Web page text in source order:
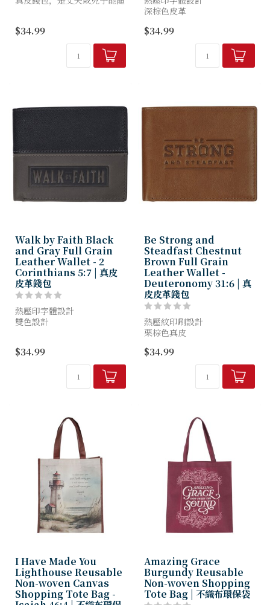
愛——將救贖故事的深意，編
織進日常生活的點...
$34.99
深棕色皮革
頂端縫合接縫
2 個內部多用途滑袋
3 個內部信用卡插槽
$34.99
Walk by Faith Black
and Gray Full Grain
Leather Wallet - 2
Corinthians 5:7 | 真皮
皮革錢包
熱壓印字體設計
雙色設計
頂縫線接縫
2 個內部多用途滑袋
3 個內部信用卡插槽
$34.99
Be Strong and
Steadfast Chestnut
Brown Full Grain
Leather Wallet -
Deuteronomy 31:6 | 真
皮皮革錢包
熱壓紋印刷設計
栗棕色真皮
頂部接縫
2 個內部多用途滑袋
3 個內部信用卡插槽
$34.99
I Have Made You
Lighthouse Reusable
Non-woven Canvas
Shopping Tote Bag -
Amazing Grace
Burgundy Reusable
Non-woven Shopping
Tote Bag | 不織布環保袋